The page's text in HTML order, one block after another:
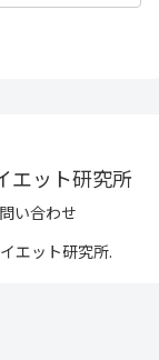
エット研究所
い合わせ
エット研究所.